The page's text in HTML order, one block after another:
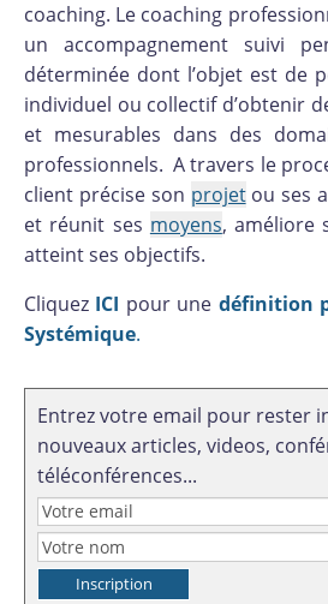
coaching. Le coaching
un accompagnement suivi
déterminée dont l’objet est de
individuel ou collectif d’obtenir
et mesurables dans des
professionnels. A travers le
client précise son projetou ses
et réunit ses moyens, améliore
atteint ses objectifs.
Cliquez ICI pour une définition
Systémique.
Entrez votre email pour rester
nouveaux articles, videos,
téléconférences...